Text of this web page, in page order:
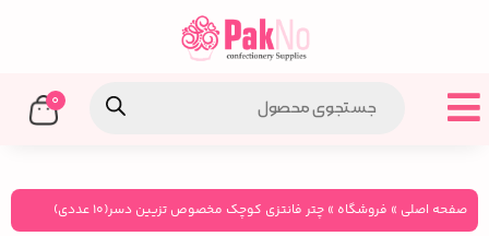
0
صفحه اصلی » فروشگاه » چتر فانتزی کوچک مخصوص تزیین دسر(۱۰ عددی)